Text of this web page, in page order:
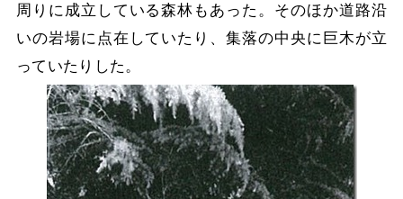
周りに成立している森林もあった。そのほか道路沿
いの岩場に点在していたり、集落の中央に巨木が立
っていたりした。